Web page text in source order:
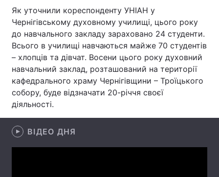
Головна Війна
Україна Політика
Економіка Світ
Спорт
Як уточнили кореспонденту УНІАН у
Чернігівському духовному училищі, цього року
до навчального закладу зараховано 24 студенти.
Всього в училищі навчаються майже 70 студентів
– хлопців та дівчат. Восени цього року духовний
навчальний заклад, розташований на території
кафедрального храму Чернігівщини – Троїцького
собору, буде відзначати 20-річчя своєї
діяльності.
ВІДЕО ДНЯ